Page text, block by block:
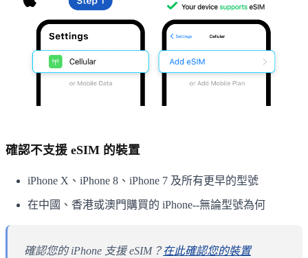
確認不支援 eSIM 的裝置
iPhone X、iPhone 8、iPhone 7 及所有更早的型號
在中國、香港或澳門購買的 iPhone--無論型號為何
確認您的 iPhone 支援 eSIM？在此確認您的裝置